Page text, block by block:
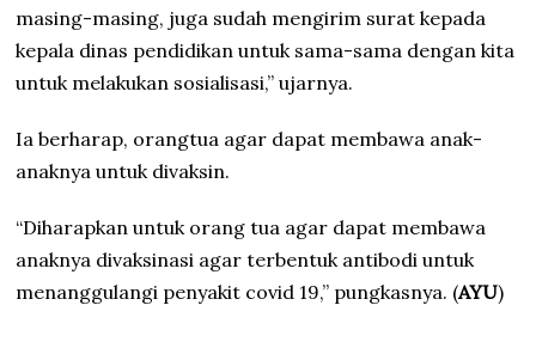
masing-masing, juga sudah mengirim surat kepada
kepala dinas pendidikan untuk sama-sama dengan kita
untuk melakukan sosialisasi,” ujarnya.
Ia berharap, orangtua agar dapat membawa anak-
anaknya untuk divaksin.
“Diharapkan untuk orang tua agar dapat membawa
anaknya divaksinasi agar terbentuk antibodi untuk
menanggulangi penyakit covid 19,” pungkasnya. (AYU)